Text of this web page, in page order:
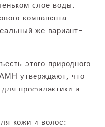
слое воды.
компанента
же вариант-
этого природного
утверждают, что
профилактики и
кожи и волос: